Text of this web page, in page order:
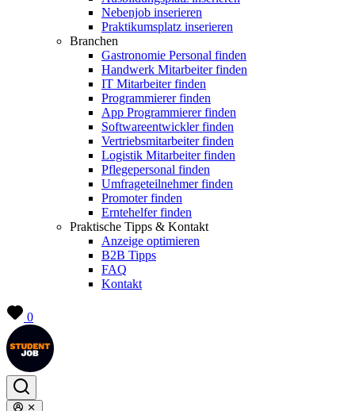
Nebenjob inserieren
Praktikumsplatz inserieren
Branchen
Gastronomie Personal finden
Handwerk Mitarbeiter finden
IT Mitarbeiter finden
Programmierer finden
App Programmierer finden
Softwareentwickler finden
Vertriebsmitarbeiter finden
Logistik Mitarbeiter finden
Pflegepersonal finden
Umfrageteilnehmer finden
Promoter finden
Erntehelfer finden
Praktische Tipps & Kontakt
Anzeige optimieren
B2B Tipps
FAQ
Kontakt
0